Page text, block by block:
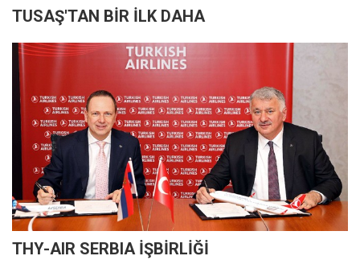
TUSAŞ'TAN BİR İLK DAHA
THY-AIR SERBIA İŞBİRLİĞİ